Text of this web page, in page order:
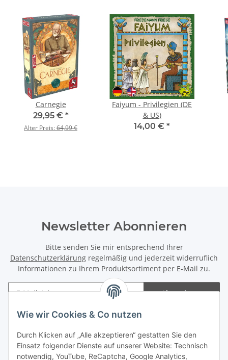
Wie wir Cookies & Co nutzen
Durch Klicken auf „Alle akzeptieren“ gestatten Sie den
Einsatz folgender Dienste auf unserer Website: Technisch
notwendig, YouTube, ReCaptcha, Google Analytics,
Carnegie
29,95 € *
Alter Preis:64,99 €
Faiyum - Privilegien (DE
& US)
14,00 € *
Newsletter Abonnieren
Bitte senden Sie mir entsprechend Ihrer
Datenschutzerklärung regelmäßig und jederzeit widerruflich
Informationen zu Ihrem Produktsortiment per E-Mail zu.
Abonnieren
Newsletter Abonnieren
Informationen
Gesetzliche Informationen